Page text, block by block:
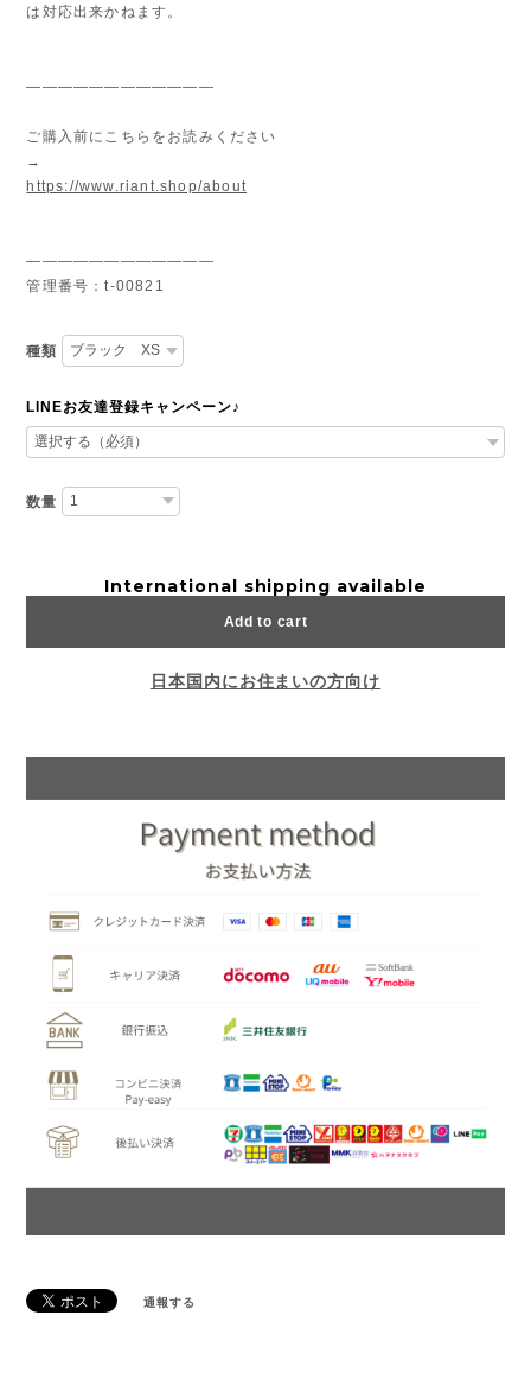
は対応出来かねます。
————————————
ご購入前にこちらをお読みください
→
https://www.riant.shop/about
————————————
管理番号：t-00821
種類
LINEお友達登録キャンペーン♪
数量
International shipping available
Add to cart
日本国内にお住まいの方向け
通報する